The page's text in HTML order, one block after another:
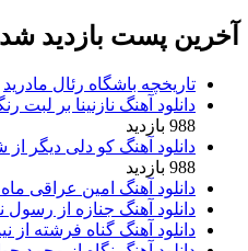
آخرین پست بازدید
تاریخچه باشگاه رئال مادرید
دانلود آهنگ نازنینا بر
988 بازدید
دانلود آهنگ کو دلی دیگر
988 بازدید
دانلود آهنگ امین عراقی
دانلود آهنگ جنازه از رسول
دانلود آهنگ گناه فرشته از